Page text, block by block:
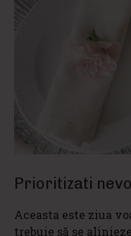
Prioritizati
Aceasta este ziua
trebuie să se